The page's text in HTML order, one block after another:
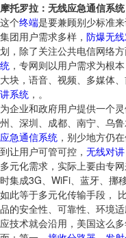
摩托罗拉：无线应急通信系
这个终端是要兼顾别少标准
集团用户需求多样， 防爆无
划，除了关注公共电信网络
统 ，专网则以用户需求为根本
大块，语音、视频、多媒体
讲系统 ，。
为企业和政府用户提供一个灵
州、深圳、成都、南宁、乌
应急通信系统 ，别少地方仍
到让用户可管可控， 无线对讲
多元化需求，实际上要由专
时集成3G、WiFi、蓝牙、挪
如此等于多元化传输手段，
品的安全性、可靠性、环境
应技术就会沿用，美国这么